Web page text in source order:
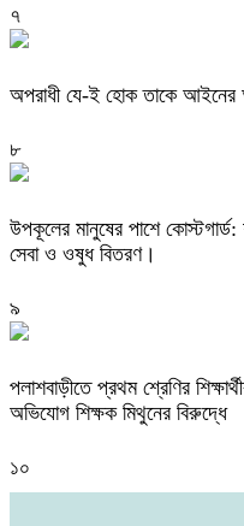
৭
অপরাধী যে-ই হোক তাকে আইনের
৮
উপকূলের মানুষের পাশে
সেবা ও ওষুধ বিতরণ।
৯
পলাশবাড়ীতে প্রথম শ্রেণির
অভিযোগ শিক্ষক মিথুনের বিরুদ্ধে
১০